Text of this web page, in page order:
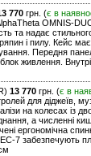
770 грн. (є в
OMNIS-
та надає
і пилу. Кейс має
Передня
живлення.
13 770 грн. (є в
для діджеїв,
на колесах із
а численні
ергономічна
7 забезпечують